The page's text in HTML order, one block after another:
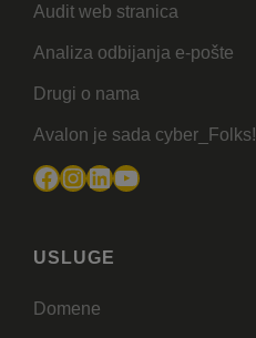
Audit web stranica
Analiza odbijanja e-pošte
Drugi o nama
Avalon je sada cyber_Folks!
Facebook
Instagram
LinkedIn
YouTube
USLUGE
Domene